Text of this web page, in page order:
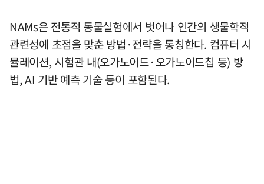
NAMs은 전통적 동물실험에서 벗어나 인간의 생물학적
관련성에 초점을 맞춘 방법·전략을 통칭한다. 컴퓨터 시
뮬레이션, 시험관 내(오가노이드·오가노이드칩 등) 방
법, AI 기반 예측 기술 등이 포함된다.